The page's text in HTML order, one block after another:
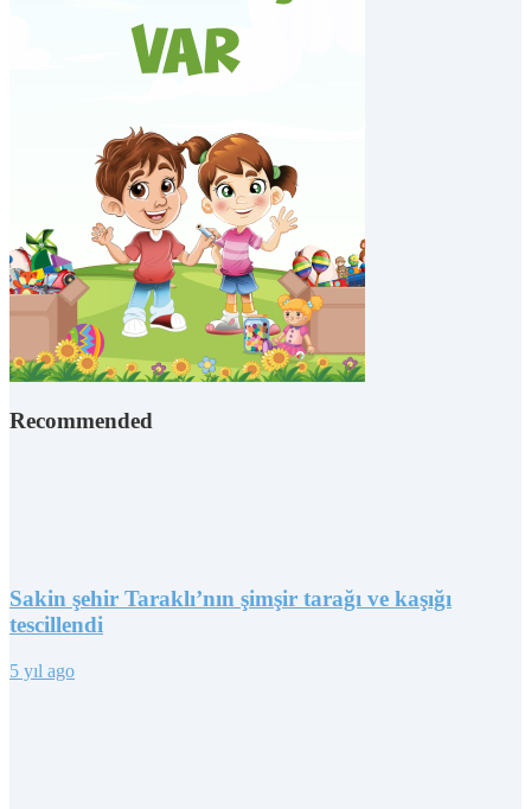
Recommended
Sakin şehir Taraklı’nın şimşir tarağı ve kaşığı
tescillendi
5 yıl ago